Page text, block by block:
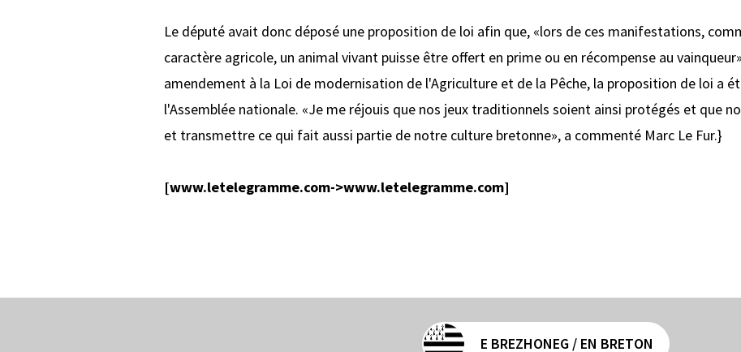
Le député avait donc déposé une proposition de loi afin que, «lors de ces manifestations,
caractère agricole, un animal vivant puisse être offert en prime ou en récompense au
amendement à la Loi de modernisation de l'Agriculture et de la Pêche, la proposition de loi a
l'Assemblée nationale. «Je me réjouis que nos jeux traditionnels soient ainsi protégés et que
et transmettre ce qui fait aussi partie de notre culture bretonne», a commenté Marc Le Fur.}
[www.letelegramme.com->www.letelegramme.com]
E BREZHONEG / EN BRETON